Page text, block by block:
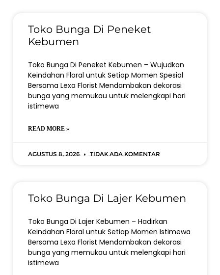
Toko Bunga Di Peneket
Kebumen
Toko Bunga Di Peneket Kebumen – Wujudkan
Keindahan Floral untuk Setiap Momen Spesial
Bersama Lexa Florist Mendambakan dekorasi
bunga yang memukau untuk melengkapi hari
istimewa
READ MORE »
Agustus 8, 2026 Tidak ada komentar
Toko Bunga Di Lajer Kebumen
Toko Bunga Di Lajer Kebumen – Hadirkan
Keindahan Floral untuk Setiap Momen Istimewa
Bersama Lexa Florist Mendambakan dekorasi
bunga yang memukau untuk melengkapi hari
istimewa